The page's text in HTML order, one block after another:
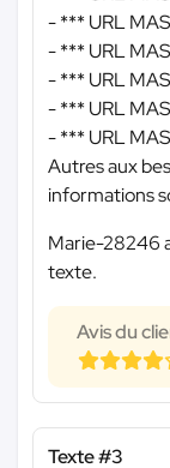
-*** URL
-*** URL
-*** URL
-*** URL
-*** URL
Autres aux
informations
Marie-28246
texte.
Avis du
Texte #3